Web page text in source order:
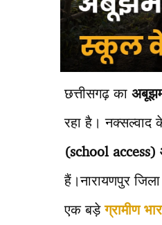
छत्तीसगढ़ का
रहा है। नक्सल्वाद
(school access)
हैं।नारायणपुर
एक बड़ेग्रामीण